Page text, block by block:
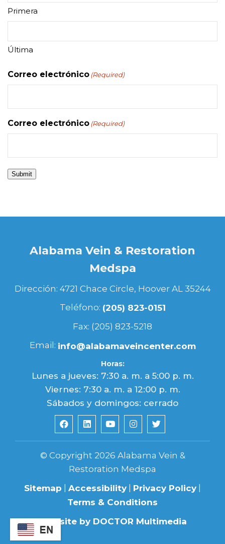
Primera
Última
Correo electrónico(Required)
Correo electrónico(Required)
Submit
Alabama Vein & Restoration
Medspa
Dirección: 4721 Chace Circle, Hoover AL 35244
Teléfono: (205) 823-0151
Fax: (205) 823-5218
Email: info@alabamaveincenter.com
Horas:
Lunes a jueves: 7:30 a. m. a 5:00 p. m.
Viernes: 7:30 a. m. a 12:00 p. m.
Sábados y domingos: cerrado
© Copyright 2026 Alabama Vein &
Restoration Medspa
Sitemap | Accessibility | Privacy Policy |
Terms & Conditions
Website by DOCTOR Multimedia